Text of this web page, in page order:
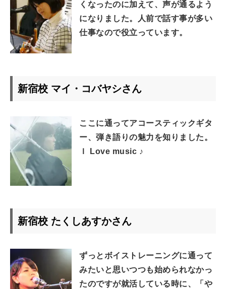
くなったのに加えて、声が通るよう
になりました。人前で話す事が多い
仕事なので役立っています。
新宿校 マイ・コバヤシさん
ここに通ってアコースティックギタ
ー、弾き語りの魅力を知りました。
Ｉ Love music ♪
新宿校 たくしあすかさん
ずっとボイストレーニングに通って
みたいと思いつつも始められなかっ
たのですが就活している時に、「や